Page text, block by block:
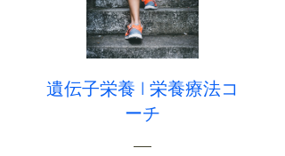
遺伝子栄養 l 栄養療法コ
ーチ